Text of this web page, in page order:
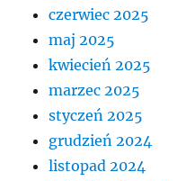
czerwiec 2025
maj 2025
kwiecień 2025
marzec 2025
styczeń 2025
grudzień 2024
listopad 2024